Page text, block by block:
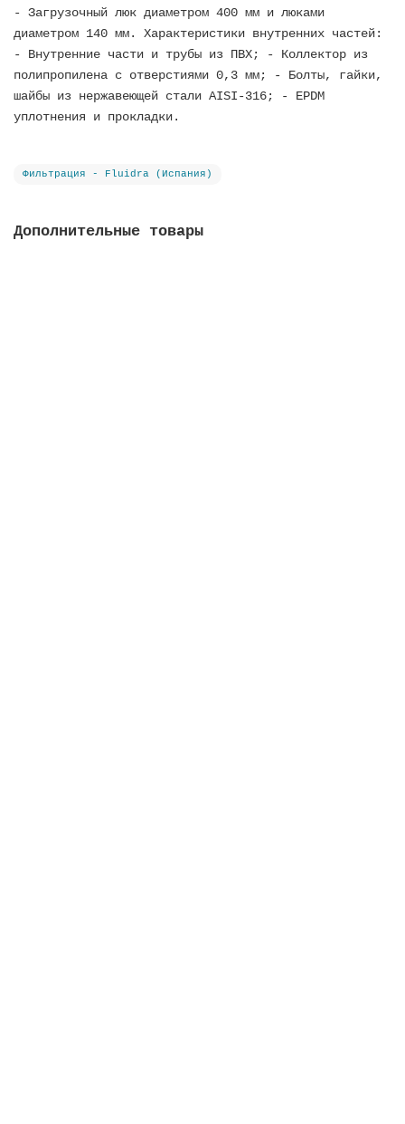
- Загрузочный люк диаметром 400 мм и люками
диаметром 140 мм. Характеристики внутренних частей:
- Внутренние части и трубы из ПВХ; - Коллектор из
полипропилена с отверстиями 0,3 мм; - Болты, гайки,
шайбы из нержавеющей стали AISI-316; - EPDM
уплотнения и прокладки.
Фильтрация - Fluidra (Испания)
Дополнительные товары